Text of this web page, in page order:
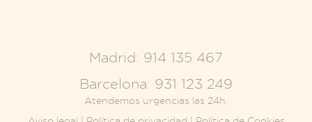
Madrid: 914 135 467
Barcelona: 931 123 249
Atendemos urgencias las 24h.